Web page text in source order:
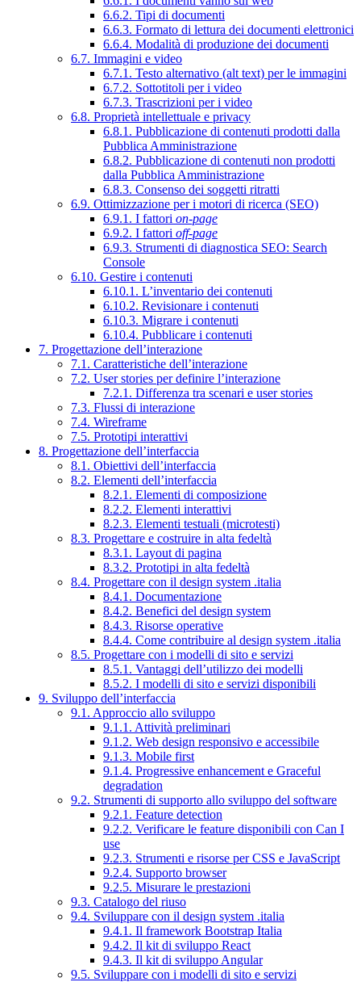
6.6.2. Tipi di documenti
6.6.3. Formato di lettura dei documenti elettronici
6.6.4. Modalità di produzione dei documenti
6.7. Immagini e video
6.7.1. Testo alternativo (alt text) per le immagini
6.7.2. Sottotitoli per i video
6.7.3. Trascrizioni per i video
6.8. Proprietà intellettuale e privacy
6.8.1. Pubblicazione di contenuti prodotti dalla
Pubblica Amministrazione
6.8.2. Pubblicazione di contenuti non prodotti
dalla Pubblica Amministrazione
6.8.3. Consenso dei soggetti ritratti
6.9. Ottimizzazione per i motori di ricerca (SEO)
6.9.1. I fattori on-page
6.9.2. I fattori off-page
6.9.3. Strumenti di diagnostica SEO: Search
Console
6.10. Gestire i contenuti
6.10.1. L’inventario dei contenuti
6.10.2. Revisionare i contenuti
6.10.3. Migrare i contenuti
6.10.4. Pubblicare i contenuti
7. Progettazione dell’interazione
7.1. Caratteristiche dell’interazione
7.2. User stories per definire l’interazione
7.2.1. Differenza tra scenari e user stories
7.3. Flussi di interazione
7.4. Wireframe
7.5. Prototipi interattivi
8. Progettazione dell’interfaccia
8.1. Obiettivi dell’interfaccia
8.2. Elementi dell’interfaccia
8.2.1. Elementi di composizione
8.2.2. Elementi interattivi
8.2.3. Elementi testuali (microtesti)
8.3. Progettare e costruire in alta fedeltà
8.3.1. Layout di pagina
8.3.2. Prototipi in alta fedeltà
8.4. Progettare con il design system .italia
8.4.1. Documentazione
8.4.2. Benefici del design system
8.4.3. Risorse operative
8.4.4. Come contribuire al design system .italia
8.5. Progettare con i modelli di sito e servizi
8.5.1. Vantaggi dell’utilizzo dei modelli
8.5.2. I modelli di sito e servizi disponibili
9. Sviluppo dell’interfaccia
9.1. Approccio allo sviluppo
9.1.1. Attività preliminari
9.1.2. Web design responsivo e accessibile
9.1.3. Mobile first
9.1.4. Progressive enhancement e Graceful
degradation
9.2. Strumenti di supporto allo sviluppo del software
9.2.1. Feature detection
9.2.2. Verificare le feature disponibili con Can I
use
9.2.3. Strumenti e risorse per CSS e JavaScript
9.2.4. Supporto browser
9.2.5. Misurare le prestazioni
9.3. Catalogo del riuso
9.4. Sviluppare con il design system .italia
9.4.1. Il framework Bootstrap Italia
9.4.2. Il kit di sviluppo React
9.4.3. Il kit di sviluppo Angular
9.5. Sviluppare con i modelli di sito e servizi